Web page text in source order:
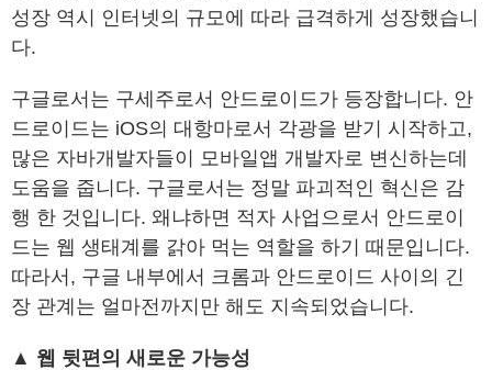
성장 역시 인터넷의 규모에 따라 급격하게 성장했습니
다.
구글로서는 구세주로서 안드로이드가 등장합니다. 안
드로이드는 iOS의 대항마로서 각광을 받기 시작하고,
많은 자바개발자들이 모바일앱 개발자로 변신하는데
도움을 줍니다. 구글로서는 정말 파괴적인 혁신은 감
행 한 것입니다. 왜냐하면 적자 사업으로서 안드로이
드는 웹 생태계를 갉아 먹는 역할을 하기 때문입니다.
따라서, 구글 내부에서 크롬과 안드로이드 사이의 긴
장 관계는 얼마전까지만 해도 지속되었습니다.
▲ 웹 뒷편의 새로운 가능성